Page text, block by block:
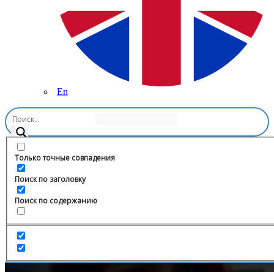
En
Только точные совпадения
Поиск по заголовку
Поиск по содержанию
Главная
Продаже телеграм каналов